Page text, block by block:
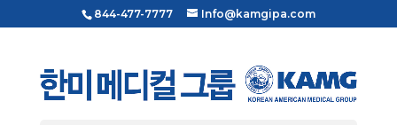
844-477-7777 Info@kamgipa.com